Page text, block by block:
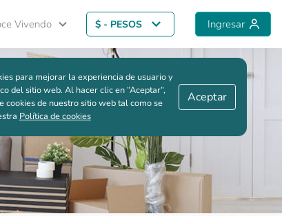
Vivendo $ - PESOS Ingresar
para mejorar la experiencia de usuario y
del sitio web. Al hacer clic en “Aceptar“,
cookies de nuestro sitio web tal como se
Política de cookies
Aceptar
Guardar comparación